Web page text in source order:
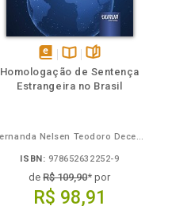
disponível
em
Disponível
na
páginas
Homologação de Sentença
Estrangeira no Brasil
Fernanda Nelsen Teodoro Decesaro
ISBN: 978652632252-9
deR$ 109,90* por
R$ 98,91
TambémFolheie